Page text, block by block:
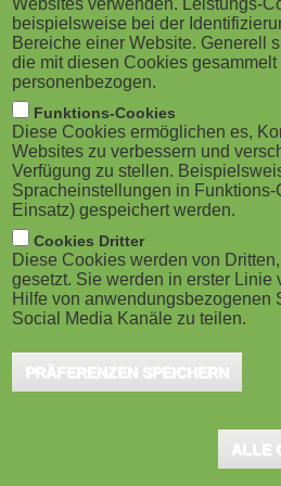
M
o
b
i
l
e
)
g
a
o
n
Karlsruhe, Mai 2023 - Die
Fachmesse und Kongress für
Schule, Hochschule und
an und verzeichnet einen
als 20 Prozent. Rund 13.500
23. bis 25. Mai 2023 in der
um sich untereinander zu
Ausstellenden aus 21 Nationen
Umgang mit Künstlicher
Zuspruch bei der Community.
Websites verwenden. Leistungs-
beispielsweise bei der
Bereiche einer Website. Generell
die mit diesen Cookies
personenbezogen.
Funktions-Cookies
Diese Cookies ermöglichen es,
Websites zu verbessern und
Verfügung zu stellen.
Spracheinstellungen in
Einsatz) gespeichert werden.
Cookies Dritter
Diese Cookies werden von
gesetzt. Sie werden in erster Linie
Hilfe von anwendungsbezogenen
Social Media Kanäle zu teilen.
PRÄFERENZEN SPEICHERN
ALLE